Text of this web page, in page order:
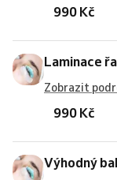
990 Kč
Laminace
Zobrazit
990 Kč
Výhodný